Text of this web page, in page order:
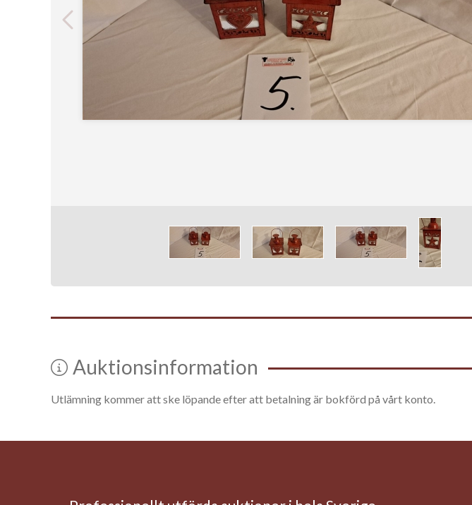
Auktionsinformation
Utlämning kommer att ske löpande efter att betalning är bokförd på vårt konto.